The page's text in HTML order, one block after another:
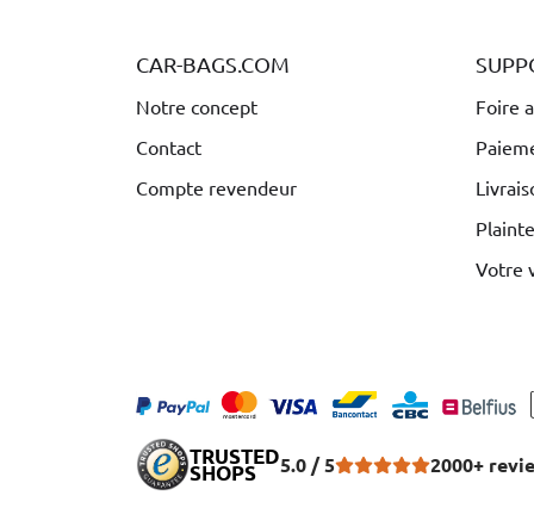
CAR-BAGS.COM
Notre concept
Contact
Compte revendeur
Foire
Votre
TRUSTED
SHOPS 5.0 / 5 2000+